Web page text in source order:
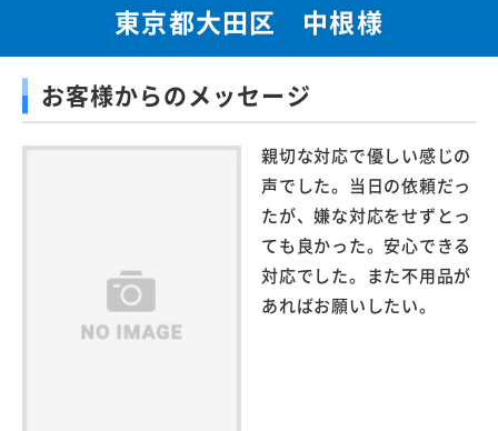
東京都大田区 中根様
お客様からのメッセージ
親切な対応で優しい感じの
声でした。当日の依頼だっ
たが、嫌な対応をせずとっ
ても良かった。安心できる
対応でした。また不用品が
あればお願いしたい。